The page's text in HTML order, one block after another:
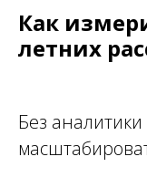
Как
летних
Без